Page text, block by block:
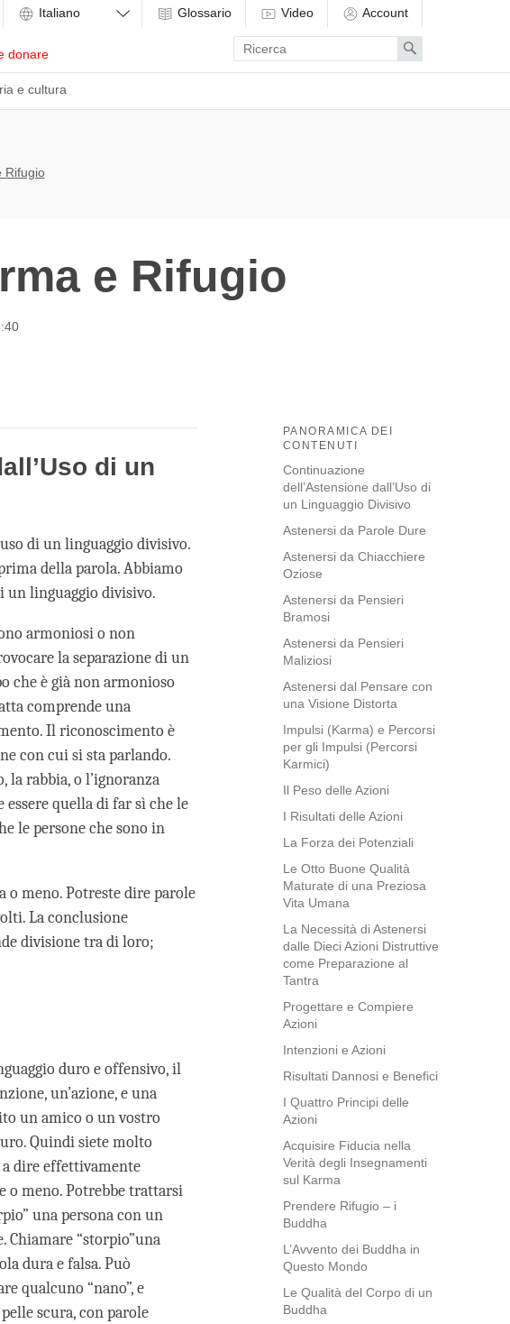
e cultura
donare
Glossario Video Account
Enter
search
term
Search
Rifugio
e Rifugio
PANORAMICA DEI
CONTENUTI
Continuazione
dell’Astensione dall’Uso di
un Linguaggio Divisivo
Astenersi da Parole Dure
Astenersi da Chiacchiere
Oziose
Astenersi da Pensieri
Bramosi
Astenersi da Pensieri
Maliziosi
Astenersi dal Pensare con
una Visione Distorta
Impulsi (Karma) e Percorsi
per gli Impulsi (Percorsi
Karmici)
Il Peso delle Azioni
I Risultati delle Azioni
La Forza dei Potenziali
Le Otto Buone Qualità
Maturate di una Preziosa
Vita Umana
La Necessità di Astenersi
dalle Dieci Azioni Distruttive
come Preparazione al
Tantra
Progettare e Compiere
Azioni
Intenzioni e Azioni
Risultati Dannosi e Benefici
I Quattro Principi delle
Azioni
Acquisire Fiducia nella
Verità degli Insegnamenti
sul Karma
Prendere Rifugio – i
Buddha
L’Avvento dei Buddha in
Questo Mondo
Le Qualità del Corpo di un
Buddha
di un
di un linguaggio divisivo.
della parola. Abbiamo
un linguaggio divisivo.
armoniosi o non
la separazione di un
che è già non armonioso
comprende una
Il riconoscimento è
con cui si sta parlando.
la rabbia, o l’ignoranza
quella di far sì che le
le persone che sono in
o meno. Potreste dire parole
La conclusione
divisione tra di loro;
duro e offensivo, il
un’azione, e una
un amico o un vostro
Quindi siete molto
dire effettivamente
o meno. Potrebbe trattarsi
una persona con un
Chiamare “storpio”una
dura e falsa. Può
qualcuno “nano”, e
scura, con parole